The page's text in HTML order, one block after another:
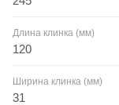
Длина клинка (мм)
120
Ширина клинка (мм)
31